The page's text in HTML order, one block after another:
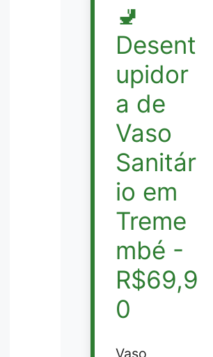
🚽
Desent
upidor
a de
Vaso
Sanitár
io em
Treme
mbé -
R$69,9
0
Vaso